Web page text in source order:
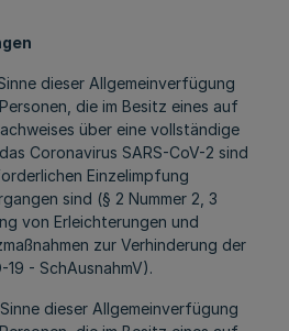
dieser Allgemeinverfügung
die im Besitz eines auf
über eine vollständige
Coronavirus SARS-CoV-2 sind
Einzelimpfung
sind (§ 2 Nummer 2, 3
von Erleichterungen und
zur Verhinderung der
- SchAusnahmV).
dieser Allgemeinverfügung